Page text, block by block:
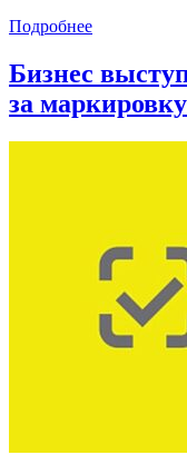
Подробнее
Бизнес
за